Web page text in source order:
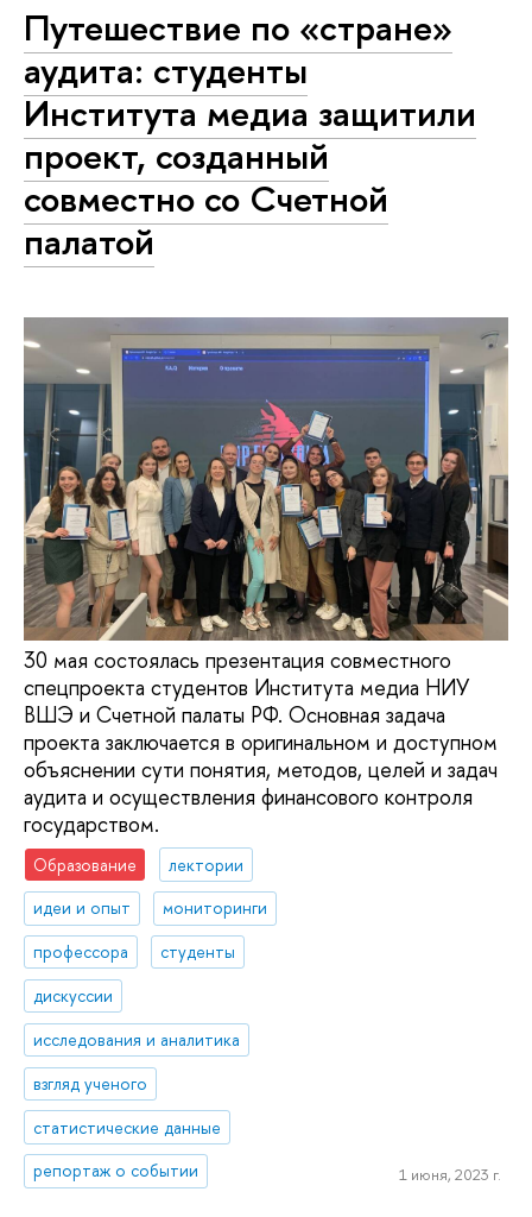
Путешествие по «стране»
аудита: студенты
Института медиа защитили
проект, созданный
совместно со Счетной
палатой
30 мая состоялась презентация совместного
спецпроекта студентов Института медиа НИУ
ВШЭ и Счетной палаты РФ. Основная задача
проекта заключается в оригинальном и доступном
объяснении сути понятия, методов, целей и задач
аудита и осуществления финансового контроля
государством.
Образование
лектории
идеи и опыт
мониторинги
профессора
студенты
дискуссии
исследования и аналитика
взгляд ученого
статистические данные
репортаж о событии
1 июня, 2023 г.